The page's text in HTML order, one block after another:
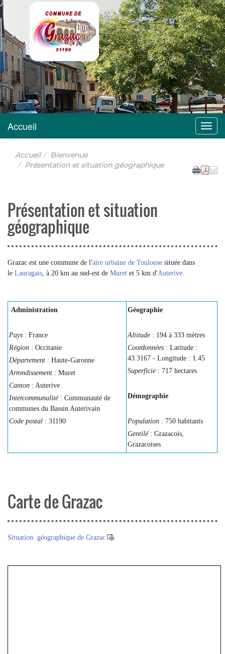
Grazac
Menu
Accueil
Accueil
Bienvenue
Présentation et situation géographique
Présentation et situation
géographique
Grazac est une commune de l'aire urbaine de Toulouse située dans
le Lauragais, à 20 km au sud-est de Muret et 5 km d'Auterive.
Administration
Pays : France
Région : Occitanie
Département : Haute-Garonne
Arrondissement : Muret
Canton : Auterive
Intercommunalité : Communauté de
communes du Bassin Auterivain
Code postal : 31190
Géographie
Altitude : 194 à 333 mètres
Coordonnées : Latitude :
43.3167 - Longitude : 1.45
Superficie : 717 hectares
Démographie
Population : 750 habitants
Gentilé: Grazacois,
Grazacoises
Carte de Grazac
Situation géographique de Grazac